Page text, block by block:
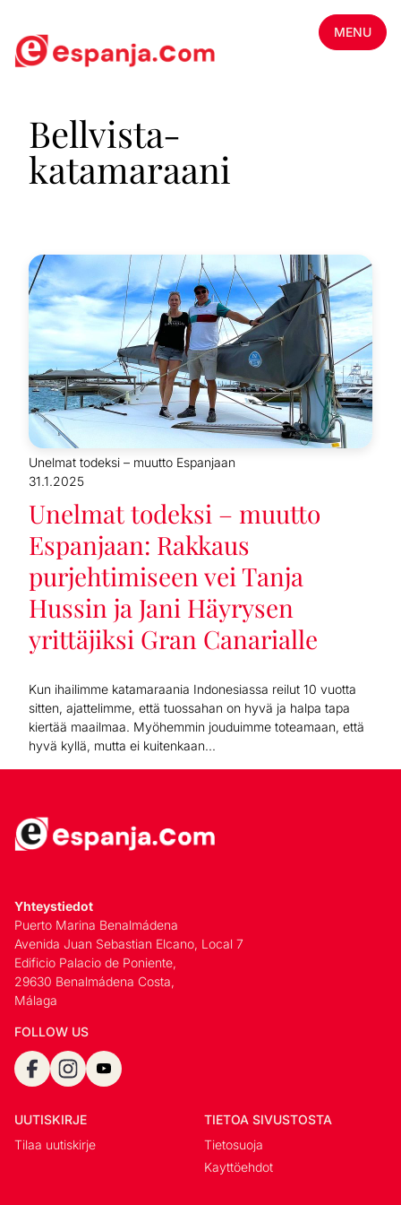
MENU
Bellvista-
katamaraani
Unelmat todeksi – muutto Espanjaan
31.1.2025
Unelmat todeksi – muutto
Espanjaan: Rakkaus
purjehtimiseen vei Tanja
Hussin ja Jani Häyrysen
yrittäjiksi Gran Canarialle
Kun ihailimme katamaraania Indonesiassa reilut 10 vuotta
sitten, ajattelimme, että tuossahan on hyvä ja halpa tapa
kiertää maailmaa. Myöhemmin jouduimme toteamaan, että
hyvä kyllä, mutta ei kuitenkaan...
Yhteystiedot
Puerto Marina Benalmádena
Avenida Juan Sebastian Elcano, Local 7
Edificio Palacio de Poniente,
29630 Benalmádena Costa,
Málaga
FOLLOW US
UUTISKIRJE
Tilaa uutiskirje
TIETOA SIVUSTOSTA
Tietosuoja
Kayttöehdot